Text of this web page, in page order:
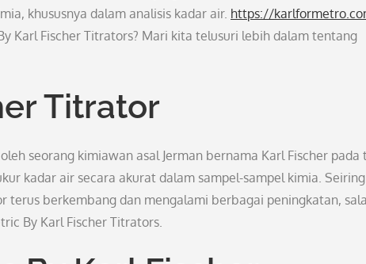
khususnya dalam analisis kadar air. https://
Karl Fischer Titrators? Mari kita telusuri lebih dalam tentang
Titrator
seorang kimiawan asal Jerman bernama Karl Fischer pada
kadar air secara akurat dalam sampel-sampel kimia. Seiring
terus berkembang dan mengalami berbagai peningkatan,
By Karl Fischer Titrators.